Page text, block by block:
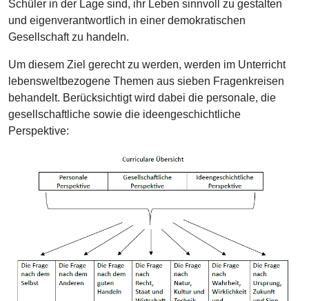
Schüler in der Lage sind, ihr Leben sinnvoll zu gestalten
und eigenverantwortlich in einer demokratischen
Gesellschaft zu handeln.
Um diesem Ziel gerecht zu werden, werden im Unterricht
lebensweltbezogene Themen aus sieben Fragenkreisen
behandelt. Berücksichtigt wird dabei die personale, die
gesellschaftliche sowie die ideengeschichtliche
Perspektive: